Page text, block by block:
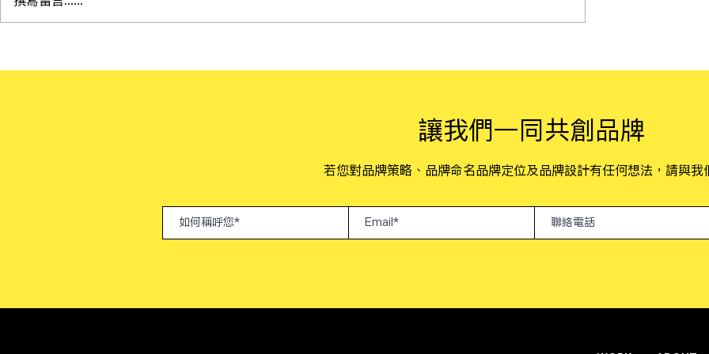
技大學數媒系 回顧
TopStar 台灣金星設計獎
總監Jayden分享如何運用AI
​讓我們一同共創品牌
若您對品牌策略、品牌命名品牌定位及品牌設計有任何想法，請與我